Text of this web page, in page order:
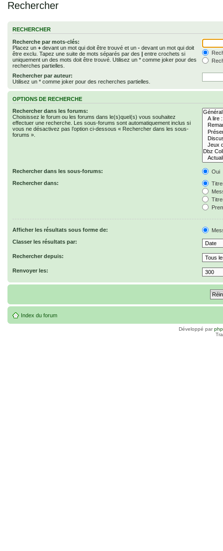
Rechercher
RECHERCHER
Recherche par mots-clés:
Placez un + devant un mot qui doit être trouvé et un - devant un mot qui doit
être exclu. Tapez une suite de mots séparés par des | entre crochets si
uniquement un des mots doit être trouvé. Utilisez un * comme joker pour des
recherches partielles.
Rechercher par auteur:
Utilisez un * comme joker pour des recherches partielles.
OPTIONS DE RECHERCHE
Rechercher dans les forums:
Choisissez le forum ou les forums dans le(s)quel(s) vous souhaitez
effectuer une recherche. Les sous-forums sont automatiquement inclus si
vous ne désactivez pas l’option ci-dessous « Rechercher dans les sous-
forums ».
Rechercher dans les sous-forums:
Oui
Rechercher dans:
Afficher les résultats sous forme de:
Classer les résultats par:
Rechercher depuis:
Renvoyer les:
Index du forum
Développé par